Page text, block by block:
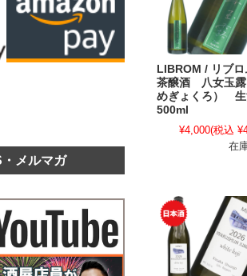
LIBROM / リブ
茶醸酒 八女玉露
めぎょくろ）
500ml
¥4,000(税込
在
メルマガ